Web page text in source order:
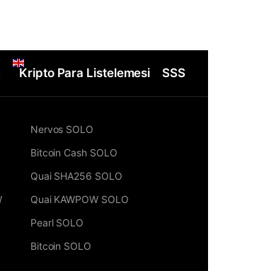
Kripto Para Listelemesi SSS
Nervos SOLO
Bitcoin Cash SOLO
Quai SHA256 SOLO
Quai KAWPOW SOLO
Pearl SOLO
Bitcoin SOLO